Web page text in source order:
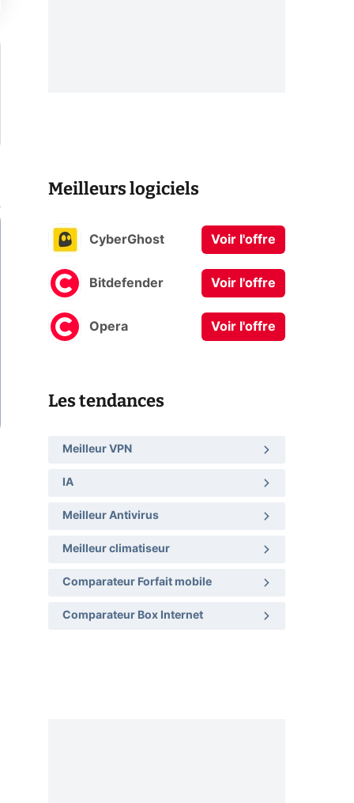
Meilleurs logiciels
CyberGhost Voir l'offre
Bitdefender Voir l'offre
Opera Voir l'offre
Les tendances
Meilleur VPN
IA
Meilleur Antivirus
Meilleur climatiseur
Comparateur Forfait mobile
Comparateur Box Internet